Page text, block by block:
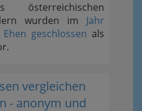
wurden im Jahr
geschlossen als
vergleichen
- anonym und